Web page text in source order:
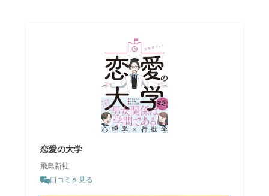
恋愛の大学
飛鳥新社
口コミを見る